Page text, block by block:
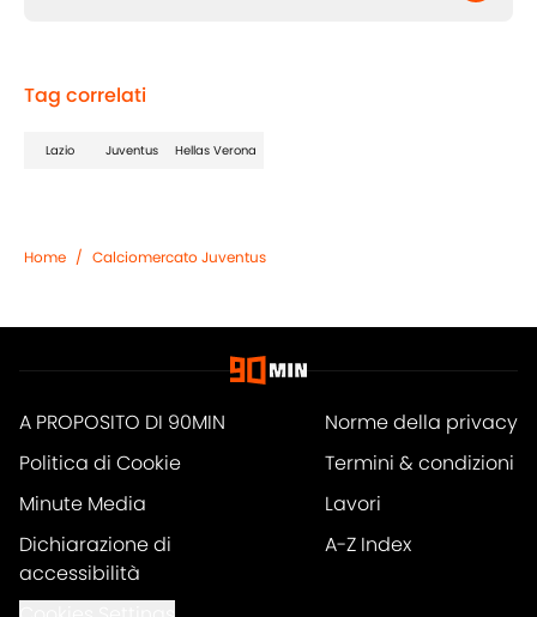
Tag correlati
Lazio Juventus Hellas Verona
Home / Calciomercato Juventus
A PROPOSITO DI 90MIN
Norme della privacy
Politica di Cookie
Termini & condizioni
Minute Media
Lavori
Dichiarazione di
accessibilità
A-Z Index